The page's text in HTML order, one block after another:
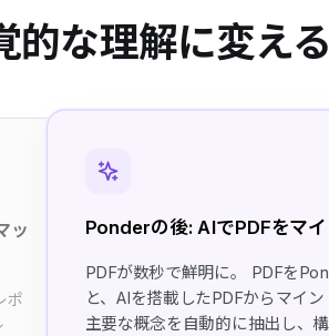
的な理解に変え
ッ
ポ
Ponderの後: AIでPDFをマ
PDFが数秒で鮮明に。 PDFを
と、AIを搭載したPDFからマイ
主要な概念を自動的に抽出し、